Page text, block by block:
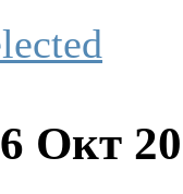
Окт